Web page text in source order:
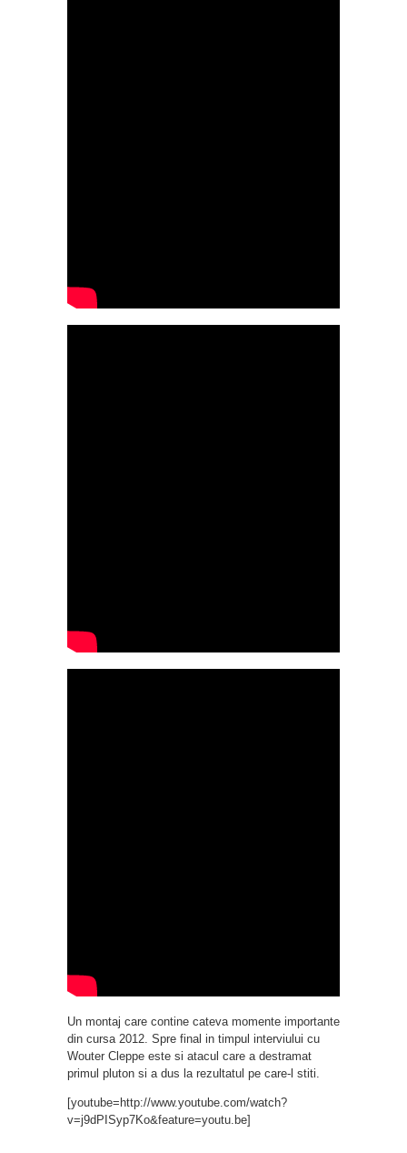
Un montaj care contine cateva momente importante
din cursa 2012. Spre final in timpul interviului cu
Wouter Cleppe este si atacul care a destramat
primul pluton si a dus la rezultatul pe care-l stiti.
[youtube=http://www.youtube.com/watch?
v=j9dPISyp7Ko&feature=youtu.be]